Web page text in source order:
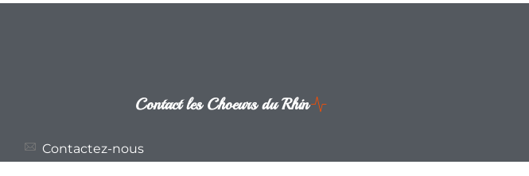
Contact les Choeurs du Rhin
Contactez-nous